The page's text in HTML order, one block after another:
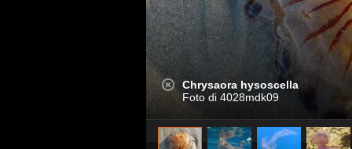
Chrysaora hysoscella
Foto di 4028mdk09